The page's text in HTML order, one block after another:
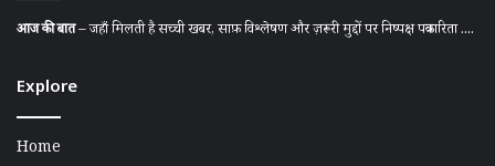
आज की बात– जहाँ मिलती है सच्ची खबर, साफ़ विश्लेषण और ज़रूरी मुद्दों पर निष्पक्ष पत्रकारिता ....
Explore
Home